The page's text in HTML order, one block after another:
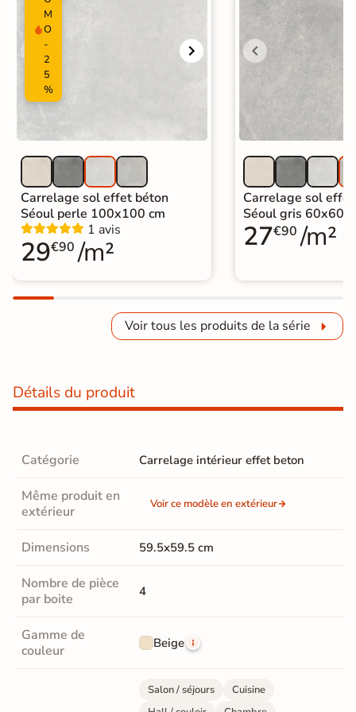
M
O
-
2
5
%
Carrelage sol effet béton
Séoul perle 100x100 cm
1 avis
29€90 /m²
Carrelage sol
Séoul gris 60x60
27€90 /m²
Voir tous les produits de la série
Détails du produit
Catégorie Carrelage intérieur effet beton
Même produit en
extérieur
Voir ce modèle en extérieur
Dimensions 59.5x59.5 cm
Nombre de pièce
par boite
4
Gamme de
couleur
Beige
Salon / séjours
Cuisine